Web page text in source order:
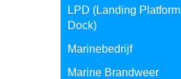
LPD (Landing Platform
Dock)
Marinebedrijf
Marine Brandweer